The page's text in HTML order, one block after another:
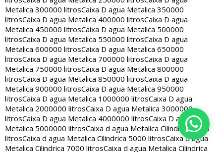
Metalica 300000 litrosCaixa D agua Metalica 350000
litrosCaixa D agua Metalica 400000 litrosCaixa D agua
Metalica 450000 litrosCaixa D agua Metalica 500000
litrosCaixa D agua Metalica 550000 litrosCaixa D agua
Metalica 600000 litrosCaixa D agua Metalica 650000
litrosCaixa D agua Metalica 700000 litrosCaixa D agua
Metalica 750000 litrosCaixa D agua Metalica 800000
litrosCaixa D agua Metalica 850000 litrosCaixa D agua
Metalica 900000 litrosCaixa D agua Metalica 950000
litrosCaixa D agua Metalica 1000000 litrosCaixa D agua
Metalica 2000000 litrosCaixa D agua Metalica 3000000
litrosCaixa D agua Metalica 4000000 litrosCaixa D agua
Metalica 5000000 litrosCaixa d agua Metalica Cilindrica 2000
litrosCaixa d agua Metalica Cilindrica 5000 litrosCaixa d agua
Metalica Cilindrica 7000 litrosCaixa d agua Metalica Cilindrica